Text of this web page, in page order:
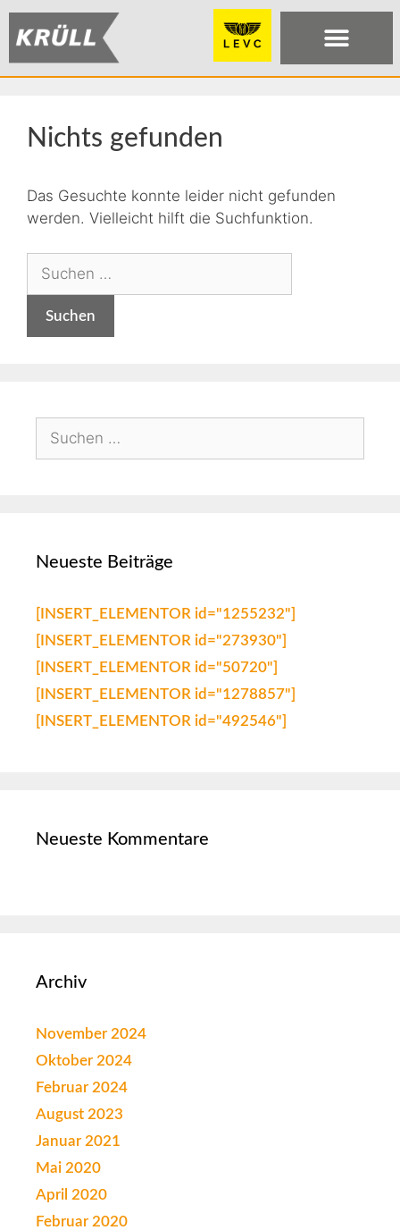
Nichts gefunden
Das Gesuchte konnte leider nicht gefunden
werden. Vielleicht hilft die Suchfunktion.
Neueste Beiträge
[INSERT_ELEMENTOR id="1255232"]
[INSERT_ELEMENTOR id="273930"]
[INSERT_ELEMENTOR id="50720"]
[INSERT_ELEMENTOR id="1278857"]
[INSERT_ELEMENTOR id="492546"]
Neueste Kommentare
Archiv
November 2024
Oktober 2024
Februar 2024
August 2023
Januar 2021
Mai 2020
April 2020
Februar 2020